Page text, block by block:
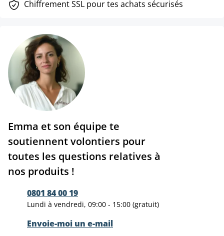
Chiffrement SSL pour tes achats sécurisés
Emma et son équipe te
soutiennent volontiers pour
toutes les questions relatives à
nos produits !
0801 84 00 19
Lundi à vendredi, 09:00 - 15:00 (gratuit)
Envoie-moi un e-mail